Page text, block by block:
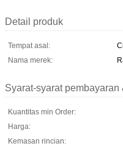
Detail produk
Tempat asal:
Nama merek:
Syarat-syarat pembayaran
Kuantitas min Order:
Harga:
Kemasan rincian: